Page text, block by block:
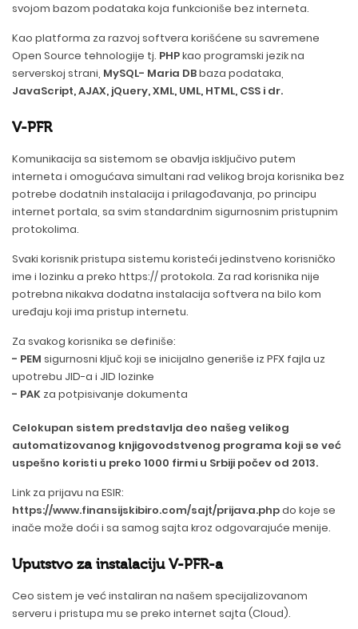
svojom bazom podataka koja funkcioniše bez interneta.
Kao platforma za razvoj softvera korišćene su savremene
Open Source tehnologije tj. PHPkao programski jezik na
serverskoj strani, MySQL- Maria DBbaza podataka,
JavaScript, AJAX, jQuery, XML, UML, HTML, CSS i dr.
V-PFR
Komunikacija sa sistemom se obavlja isključivo putem
interneta i omogućava simultani rad velikog broja korisnika bez
potrebe dodatnih instalacija i prilagođavanja, po principu
internet portala, sa svim standardnim sigurnosnim pristupnim
protokolima.
Svaki korisnik pristupa sistemu koristeći jedinstveno korisničko
ime i lozinku a preko https:// protokola. Za rad korisnika nije
potrebna nikakva dodatna instalacija softvera na bilo kom
uređaju koji ima pristup internetu.
Za svakog korisnika se definiše:
- PEM sigurnosni ključ koji se inicijalno generiše iz PFX fajla uz
upotrebu JID-a i JID lozinke
- PAK za potpisivanje dokumenta
Celokupan sistem predstavlja deo našeg velikog
automatizovanog knjigovodstvenog programa koji se već
uspešno koristi u preko 1000 firmi u Srbiji počev od 2013.
Link za prijavu na ESIR:
https://www.finansijskibiro.com/sajt/prijava.phpdo koje se
inače može doći i sa samog sajta kroz odgovarajuće menije.
Uputstvo za instalaciju V-PFR-a
Ceo sistem je već instaliran na našem specijalizovanom
serveru i pristupa mu se preko internet sajta (Cloud).